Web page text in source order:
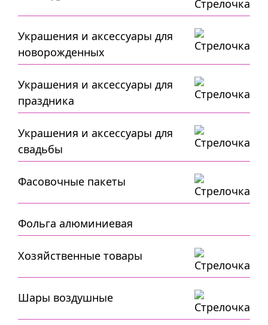
Украшения и аксессуары для
новорожденных
Украшения и аксессуары для
праздника
Украшения и аксессуары для
свадьбы
Фасовочные пакеты
Фольга алюминиевая
Хозяйственные товары
Шары воздушные